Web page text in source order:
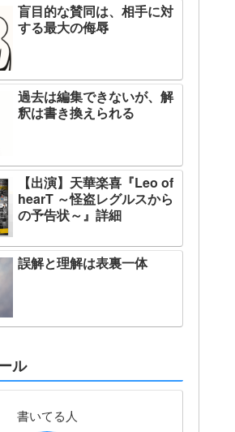
盲目的な賛同は、相手に対
する最大の侮辱
過去は編集できないが、解
釈は書き換えられる
【出演】天華楽喜『Leo of
hearT ～怪盗レグルスから
の予告状～』詳細
誤解と理解は表裏一体
ル
書いてる人